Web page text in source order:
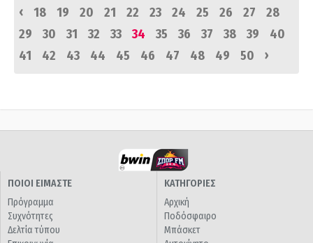
‹
18 19 20 21 22 23 24 25 26 27
28
29
30 31 32 33 34 35 36 37 38 39
40
41
42 43 44 45 46 47 48 49 50 ›
ΠΟΙΟΙ ΕΙΜΑΣΤΕ
Πρόγραμμα
Συχνότητες
Δελτία τύπου
ΚΑΤΗΓΟΡΙΕΣ
Αρχική
Ποδόσφαιρο
Μπάσκετ